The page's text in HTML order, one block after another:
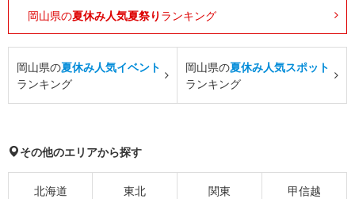
岡山県の夏休み人気夏祭り ランキング
岡山県の夏休み人気イベント
ランキング
岡山県の夏休み人気スポット
ランキング
その他のエリアから探す
北海道 東北 関東 甲信越